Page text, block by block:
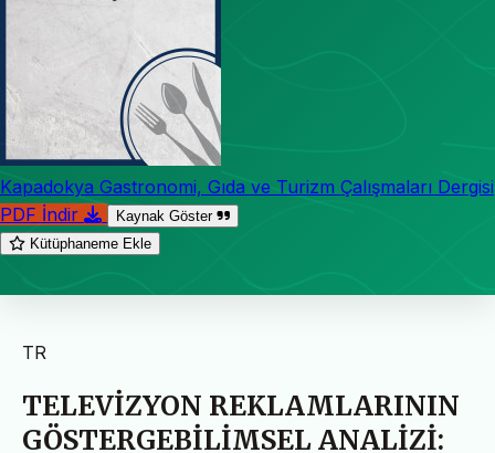
Kapadokya Gastronomi, Gıda ve Turizm Çalışmaları Dergisi
PDF İndir
Kaynak Göster
Kütüphaneme Ekle
TR
TELEVİZYON REKLAMLARININ
GÖSTERGEBİLİMSEL ANALİZİ: